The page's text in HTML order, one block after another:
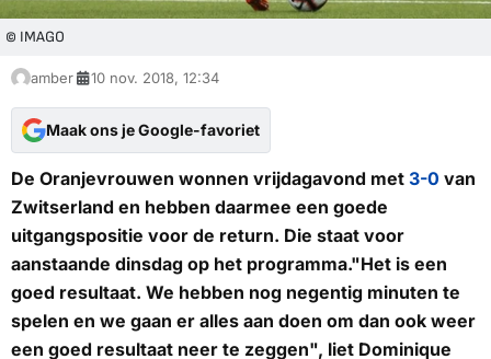
© IMAGO
amber 10 nov. 2018, 12:34
Maak ons je Google-favoriet
De Oranjevrouwen wonnen vrijdagavond met 3-0 van
Zwitserland en hebben daarmee een goede
uitgangspositie voor de return. Die staat voor
aanstaande dinsdag op het programma."Het is een
goed resultaat. We hebben nog negentig minuten te
spelen en we gaan er alles aan doen om dan ook weer
een goed resultaat neer te zeggen", liet Dominique